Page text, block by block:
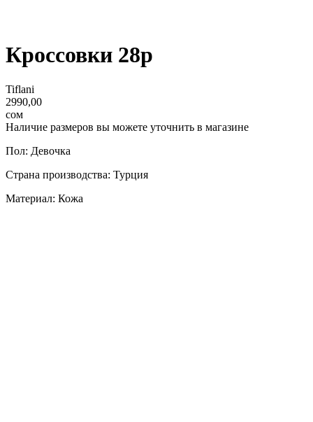
Кроссовки 28р
Tiflani
2990,00
сом
Наличие размеров вы можете уточнить в магазине
Пол: Девочка
Страна производства: Турция
Материал: Кожа